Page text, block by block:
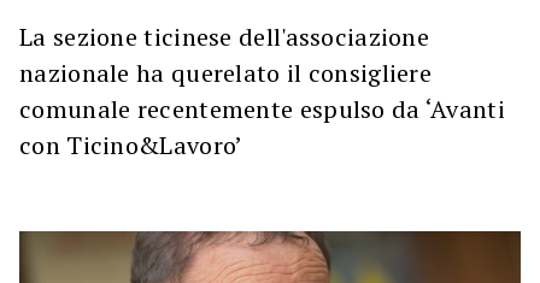
La sezione ticinese dell'associazione
nazionale ha querelato il consigliere
comunale recentemente espulso da ‘Avanti
con Ticino&Lavoro’